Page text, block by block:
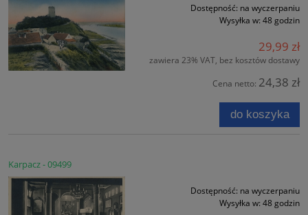
Dostępność: na wyczerpaniu
Wysyłka w: 48 godzin
29,99 zł
zawiera 23% VAT, bez kosztów dostawy
Cena netto: 24,38 zł
do koszyka
Karpacz - 09499
Dostępność: na wyczerpaniu
Wysyłka w: 48 godzin